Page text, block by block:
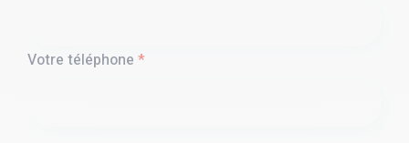
Votre téléphone *